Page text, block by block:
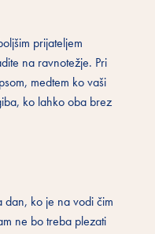
prijateljem
na ravnotežje. Pri
medtem ko vaši
ko lahko oba brez
dan, ko je na vodi čim
ne bo treba plezati